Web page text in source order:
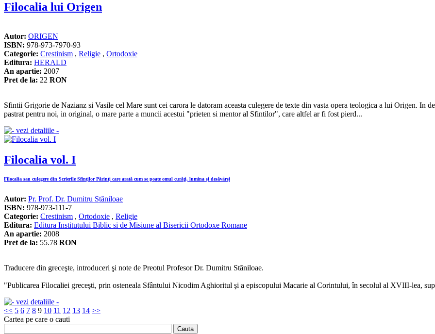
Filocalia lui Origen
Autor: ORIGEN
ISBN: 978-973-7970-93
Categorie: Crestinism , Religie , Ortodoxie
Editura: HERALD
An apartie: 2007
Pret de la: 22 RON
Sfintii Grigorie de Nazianz si Vasile cel Mare sunt cei carora le datoram aceasta culegere de texte din vasta opera teologica a lui Origen. In
pastrat pentru noi, in original, o mare parte a muncii acestui "prieten si mentor al Sfintilor", care altfel ar fi fost pierd...
Filocalia vol. I
Filocalia sau culegere din Scrierile Sfinţilor Părinţi care arată cum se poate omul curăţi, lumina şi desăvârşi
Autor: Pr. Prof. Dr. Dumitru Stăniloae
ISBN: 978-973-111-7
Categorie: Crestinism , Ortodoxie , Religie
Editura: Editura Institutului Biblic si de Misiune al Bisericii Ortodoxe Romane
An apartie: 2008
Pret de la: 55.78 RON
Traducere din greceşte, introduceri şi note de Preotul Profesor Dr. Dumitru Stăniloae.
"Publicarea Filocaliei greceşti, prin osteneala Sfântului Nicodim Aghioritul şi a episcopului Macarie al Corintului, în secolul al XVIII-lea,
<< 5 6 7 8 9 10 11 12 13 14 >>
Cartea pe care o cauti